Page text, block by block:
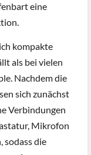
eine
kompakte
als bei vielen
Nachdem die
sich zunächst
Verbindungen
Mikrofon
sodass die